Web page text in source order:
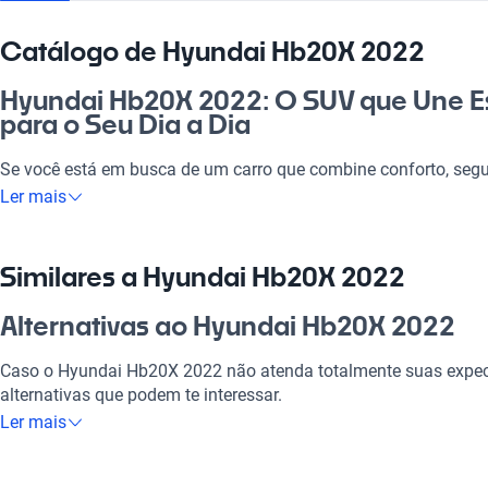
Catálogo de Hyundai Hb20X 2022
Hyundai Hb20X 2022: O SUV que Une
para o Seu Dia a Dia
Se você está em busca de um carro que combine conforto,
Hyundai Hb20X 2022 é a escolha certa. Com um design
abertas. Um verdadeiro investimento certo por tudo que oferece!
Por que escolher Hyundai Hb20X 2022?
Tecnologia ao seu dispor
Desfrute da melhor tecnologia com Tecnologia moderna,
experiência conectada e confortável.
Ler mais
Similares a Hyundai Hb20X 2022
Alternativas ao Hyundai Hb20X 2022
Caso o Hyundai Hb20X 2022 não atenda totalmente suas
alternativas que podem te interessar.
Ler mais